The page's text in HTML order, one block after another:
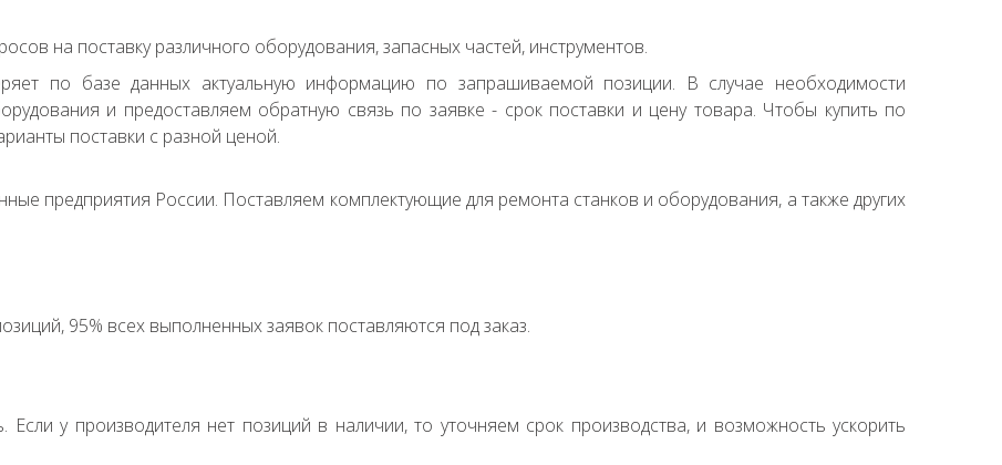
на поставку различного оборудования, запасных частей, инструментов.
по базе данных актуальную информацию по запрашиваемой позиции. В случае необходимости
и предоставляем обратную связь по заявке - срок поставки и цену товара. Чтобы купить по
поставки с разной ценой.
предприятия России. Поставляем комплектующие для ремонта станков и оборудования, а также других
95% всех выполненных заявок поставляются под заказ.
Если у производителя нет позиций в наличии, то уточняем срок производства, и возможность ускорить